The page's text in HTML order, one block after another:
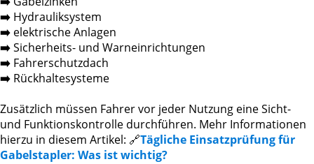
➡️ Hydrauliksystem
➡️ elektrische Anlagen
➡️Sicherheits- und Warneinrichtungen
➡️ Fahrerschutzdach
➡️ Rückhaltesysteme
Zusätzlich müssen Fahrer vor jeder Nutzung eine Sicht-
und Funktionskontrolle durchführen. Mehr Informationen
hierzu in diesem Artikel: 🔗Tägliche Einsatzprüfung für
Gabelstapler: Was ist wichtig?